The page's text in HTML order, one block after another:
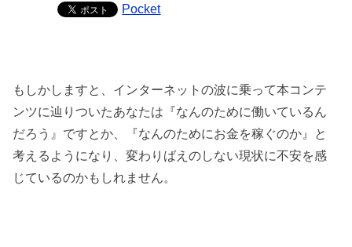
Pocket
もしかしますと、インターネットの波に乗って本コンテ
ンツに辿りついたあなたは『なんのために働いているん
だろう』ですとか、『なんのためにお金を稼ぐのか』と
考えるようになり、変わりばえのしない現状に不安を感
じているのかもしれません。